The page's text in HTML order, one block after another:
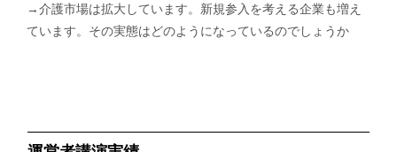
→介護市場は拡大しています。新規参入を考える企業も増え
ています。その実態はどのようになっているのでしょうか